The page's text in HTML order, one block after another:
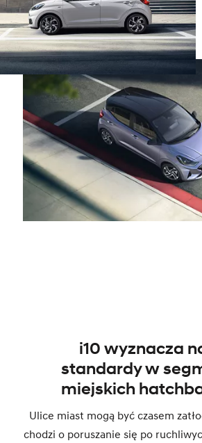
i10 wyznacza
standardy w
miejskich
Ulice miast mogą być czasem
chodzi o poruszanie się po